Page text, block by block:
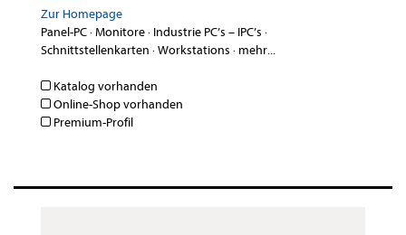
Zur Homepage
Panel-PC·Monitore· Industrie PC’s – IPC’s ·
Schnittstellenkarten ·Workstations · mehr...
Katalog vorhanden
Online-Shop vorhanden
Premium-Profil